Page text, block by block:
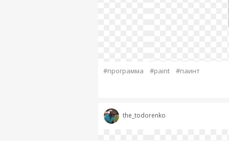
#программа #paint #паинт
the_todorenko